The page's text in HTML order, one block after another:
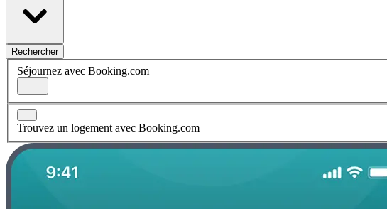
Rechercher
Séjournez avec Booking.com
Trouvez un logement avec Booking.com